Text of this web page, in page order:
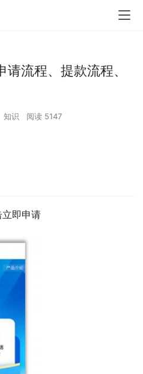
流程、提款流程、
知识 阅读 5147
立即申请